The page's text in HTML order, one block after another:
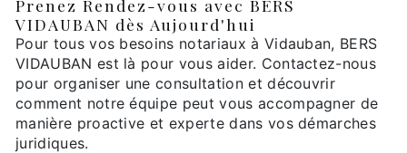
Prenez Rendez-vous avec BERS
VIDAUBAN dès Aujourd'hui
Pour tous vos besoins notariaux à Vidauban, BERS
VIDAUBAN est là pour vous aider. Contactez-nous
pour organiser une consultation et découvrir
comment notre équipe peut vous accompagner de
manière proactive et experte dans vos démarches
juridiques.